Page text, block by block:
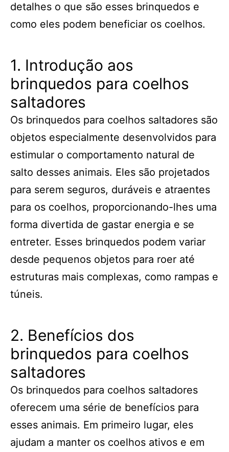
detalhes o que são esses brinquedos e
como eles podem beneficiar os coelhos.
1. Introdução aos
brinquedos para coelhos
saltadores
Os brinquedos para coelhos saltadores são
objetos especialmente desenvolvidos para
estimular o comportamento natural de
salto desses animais. Eles são projetados
para serem seguros, duráveis e atraentes
para os coelhos, proporcionando-lhes uma
forma divertida de gastar energia e se
entreter. Esses brinquedos podem variar
desde pequenos objetos para roer até
estruturas mais complexas, como rampas e
túneis.
2. Benefícios dos
brinquedos para coelhos
saltadores
Os brinquedos para coelhos saltadores
oferecem uma série de benefícios para
esses animais. Em primeiro lugar, eles
ajudam a manter os coelhos ativos e em